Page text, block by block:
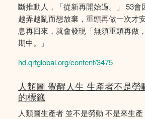
斷推動人，「從新再開始過。」 53會
越弄越亂而想放棄，重頭再做一次才
息再回來，就會發現「無須重頭再做
期中。」
hd.qrtglobal.org/content/3475
人類圖 覺醒人生 生產者不是
的標籤
人類圖生產者 並不是勞動 不是來生